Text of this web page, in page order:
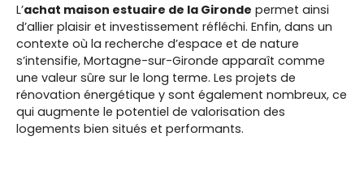
L’achat maison estuaire de la Gironde permet ainsi
d’allier plaisir et investissement réfléchi. Enfin, dans un
contexte où la recherche d’espace et de nature
s’intensifie, Mortagne-sur-Gironde apparaît comme
une valeur sûre sur le long terme. Les projets de
rénovation énergétique y sont également nombreux, ce
qui augmente le potentiel de valorisation des
logements bien situés et performants.